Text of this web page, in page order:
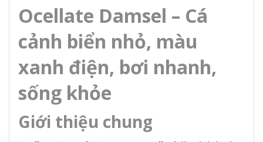
Ocellate Damsel – Cá
cảnh biển nhỏ, màu
xanh điện, bơi nhanh,
sống khỏe
Giới thiệu chung